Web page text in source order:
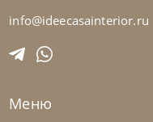
Диван Cherry
info@ideecasainterior.ru
Меню